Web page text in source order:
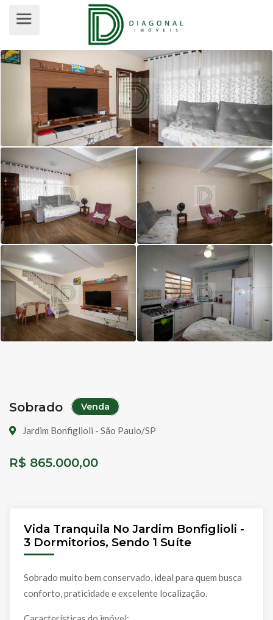
SOBRADO PARA VENDA, JARDIM
Sobrado Venda
Jardim Bonfiglioli - São Paulo/SP
R$ 865.000,00
Vida Tranquila No Jardim Bonfiglioli -
3 Dormitorios, Sendo 1 Suíte
Sobrado muito bem conservado, ideal para quem busca
conforto, praticidade e excelente localização.